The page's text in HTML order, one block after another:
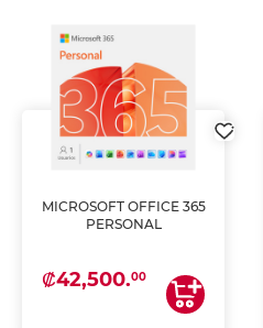
MICROSOFT OFFICE 365
PERSONAL
₡42,500.00